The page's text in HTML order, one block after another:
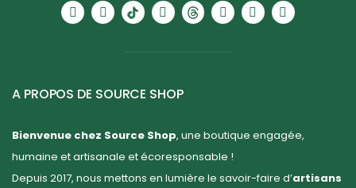
A PROPOS DE SOURCE SHOP
Bienvenue chez Source Shop, une boutique engagée,
humaine et artisanale et écoresponsable !
Depuis 2017, nous mettons en lumière le savoir-faire d’artisans